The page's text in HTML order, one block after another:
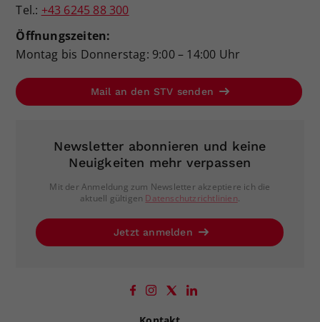
Tel.: +43 6245 88 300
Öffnungszeiten:
Montag bis Donnerstag: 9:00 – 14:00 Uhr
Mail an den STV senden
Newsletter abonnieren und keine
Neuigkeiten mehr verpassen
Mit der Anmeldung zum Newsletter akzeptiere ich die
aktuell gültigen Datenschutzrichtlinien.
Jetzt anmelden